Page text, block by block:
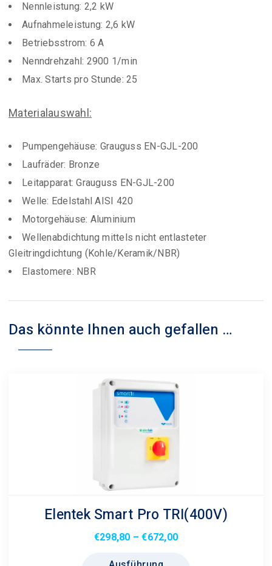
Nennleistung: 2,2 kW
Aufnahmeleistung: 2,6 kW
Betriebsstrom: 6 A
Nenndrehzahl: 2900 1/min
Max. Starts pro Stunde: 25
Materialauswahl:
Pumpengehäuse: Grauguss EN-GJL-200
Laufräder: Bronze
Leitapparat: Grauguss EN-GJL-200
Welle: Edelstahl AISI 420
Motorgehäuse: Aluminium
Wellenabdichtung mittels nicht entlasteter
Gleitringdichtung (Kohle/Keramik/NBR)
Elastomere: NBR
Das könnte Ihnen auch gefallen …
Elentek Smart Pro TRI(400V)
€298,80 –€672,00Preisspanne: